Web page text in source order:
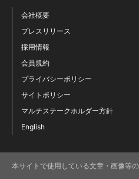
会社概要
プレスリリース
採用情報
会員規約
プライバシーポリシー
サイトポリシー
マルチステークホルダー方針
English
本サイトで使用している文章・画像等